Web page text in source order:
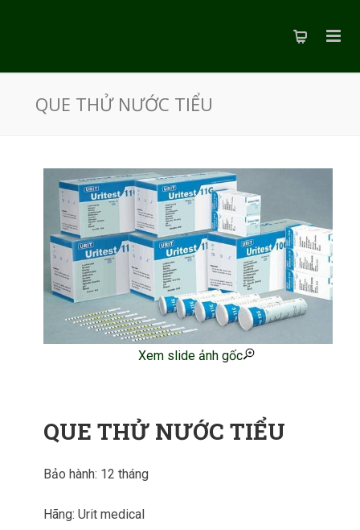
QUE THỬ NƯỚC TIỂU
Xem slide ảnh gốc
QUE THỬ NƯỚC TIỂU
Bảo hành: 12 tháng
Hãng: Urit medical